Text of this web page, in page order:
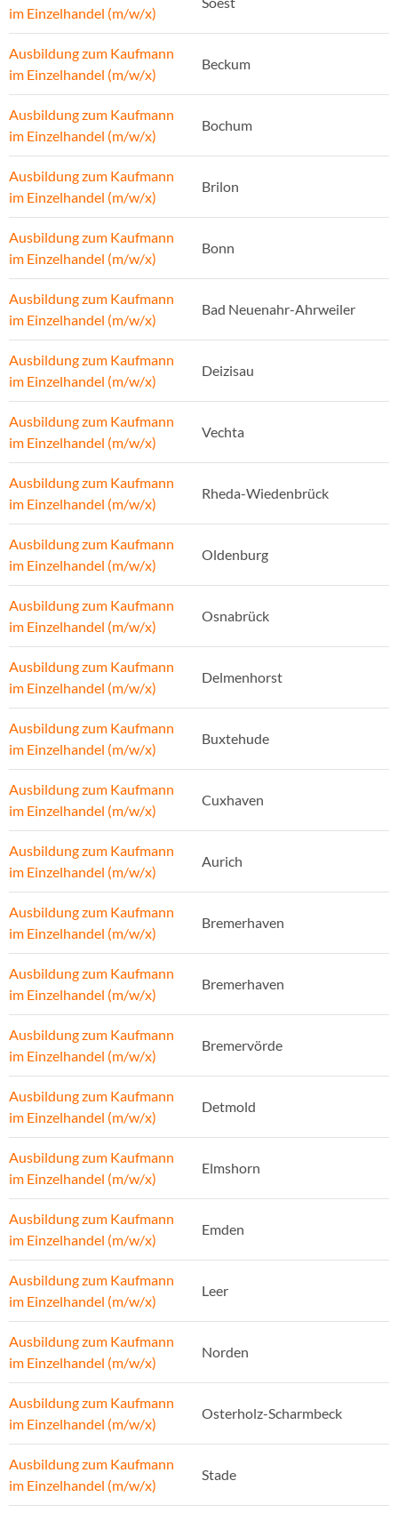
im Einzelhandel (m/w/x)
Ausbildung zum Kaufmann
im Einzelhandel (m/w/x)
Beckum
Ausbildung zum Kaufmann
im Einzelhandel (m/w/x)
Bochum
Ausbildung zum Kaufmann
im Einzelhandel (m/w/x)
Brilon
Ausbildung zum Kaufmann
im Einzelhandel (m/w/x)
Bonn
Ausbildung zum Kaufmann
im Einzelhandel (m/w/x)
Bad Neuenahr-Ahrweiler
Ausbildung zum Kaufmann
im Einzelhandel (m/w/x)
Deizisau
Ausbildung zum Kaufmann
im Einzelhandel (m/w/x)
Vechta
Ausbildung zum Kaufmann
im Einzelhandel (m/w/x)
Rheda-Wiedenbrück
Ausbildung zum Kaufmann
im Einzelhandel (m/w/x)
Oldenburg
Ausbildung zum Kaufmann
im Einzelhandel (m/w/x)
Osnabrück
Ausbildung zum Kaufmann
im Einzelhandel (m/w/x)
Delmenhorst
Ausbildung zum Kaufmann
im Einzelhandel (m/w/x)
Buxtehude
Ausbildung zum Kaufmann
im Einzelhandel (m/w/x)
Cuxhaven
Ausbildung zum Kaufmann
im Einzelhandel (m/w/x)
Aurich
Ausbildung zum Kaufmann
im Einzelhandel (m/w/x)
Bremerhaven
Ausbildung zum Kaufmann
im Einzelhandel (m/w/x)
Bremerhaven
Ausbildung zum Kaufmann
im Einzelhandel (m/w/x)
Bremervörde
Ausbildung zum Kaufmann
im Einzelhandel (m/w/x)
Detmold
Ausbildung zum Kaufmann
im Einzelhandel (m/w/x)
Elmshorn
Ausbildung zum Kaufmann
im Einzelhandel (m/w/x)
Emden
Ausbildung zum Kaufmann
im Einzelhandel (m/w/x)
Leer
Ausbildung zum Kaufmann
im Einzelhandel (m/w/x)
Norden
Ausbildung zum Kaufmann
im Einzelhandel (m/w/x)
Osterholz-Scharmbeck
Ausbildung zum Kaufmann
im Einzelhandel (m/w/x)
Stade